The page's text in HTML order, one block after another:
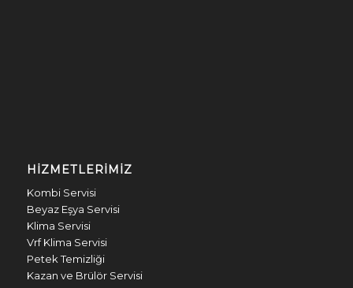
HIZMETLERIMIZ
Kombi Servisi
Beyaz Eşya Servisi
Klima Servisi
Vrf Klima Servisi
Petek Temizliği
Kazan ve Brülör Servisi